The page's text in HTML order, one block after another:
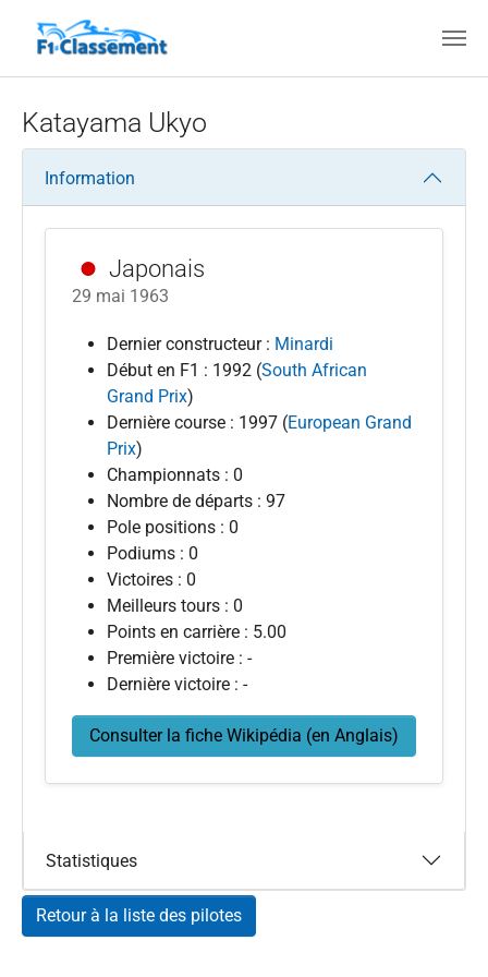
Katayama Ukyo
Information
Japonais
29 mai 1963
Dernier constructeur : Minardi
Début en F1 : 1992 (South African
Grand Prix)
Dernière course : 1997 (European Grand
Prix)
Championnats : 0
Nombre de départs : 97
Pole positions : 0
Podiums : 0
Victoires : 0
Meilleurs tours : 0
Points en carrière : 5.00
Première victoire : -
Dernière victoire : -
Consulter la fiche Wikipédia (en Anglais)
Statistiques
Retour à la liste des pilotes